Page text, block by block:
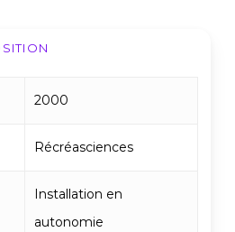
2000
Récréasciences
Installation en
autonomie